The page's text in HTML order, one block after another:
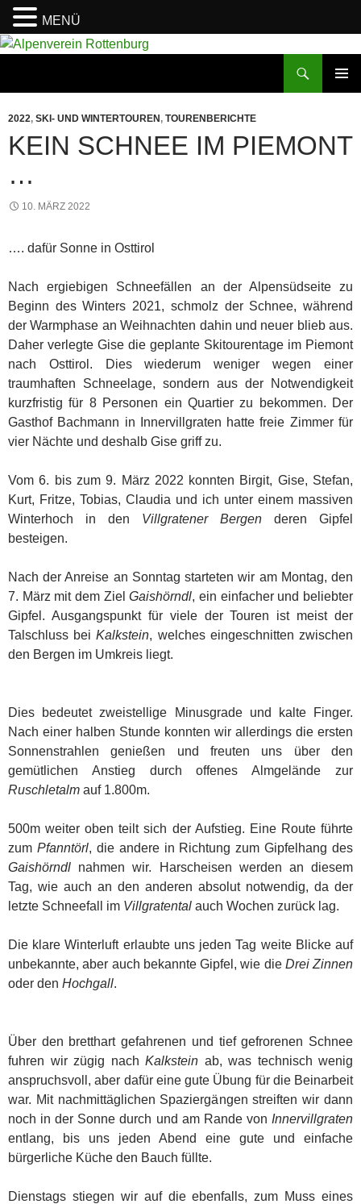
Zum
2022, SKI- UND WINTERTOUREN, TOURENBERICHTE
KEIN SCHNEE IM PIEMONT
…
10. MÄRZ 2022
…. dafür Sonne in Osttirol
Nach ergiebigen Schneefällen an der Alpensüdseite zu
Beginn des Winters 2021, schmolz der Schnee, während
der Warmphase an Weihnachten dahin und neuer blieb aus.
Daher verlegte Gise die geplante Skitourentage im Piemont
nach Osttirol. Dies wiederum weniger wegen einer
traumhaften Schneelage, sondern aus der Notwendigkeit
kurzfristig für 8 Personen ein Quartier zu bekommen. Der
Gasthof Bachmann in Innervillgraten hatte freie Zimmer für
vier Nächte und deshalb Gise griff zu.
Vom 6. bis zum 9. März 2022 konnten Birgit, Gise, Stefan,
Kurt, Fritze, Tobias, Claudia und ich unter einem massiven
Winterhoch in den Villgratener Bergen deren Gipfel
besteigen.
Nach der Anreise an Sonntag starteten wir am Montag, den
7. März mit dem ZielGaishörndl, ein einfacher und beliebter
Gipfel. Ausgangspunkt für viele der Touren ist meist der
Talschluss beiKalkstein, welches eingeschnitten zwischen
den Bergen im Umkreis liegt.
Dies bedeutet zweistellige Minusgrade und kalte Finger.
Nach einer halben Stunde konnten wir allerdings die ersten
Sonnenstrahlen genießen und freuten uns über den
gemütlichen Anstieg durch offenes Almgelände zur
Ruschletalm auf 1.800m.
500m weiter oben teilt sich der Aufstieg. Eine Route führte
zum Pfanntörl, die andere in Richtung zum Gipfelhang des
Gaishörndl nahmen wir. Harscheisen werden an diesem
Tag, wie auch an den anderen absolut notwendig, da der
letzte Schneefall im Villgratental auch Wochen zurück lag.
Die klare Winterluft erlaubte uns jeden Tag weite Blicke auf
unbekannte, aber auch bekannte Gipfel, wie die Drei Zinnen
oder den Hochgall.
Über den bretthart gefahrenen und tief gefrorenen Schnee
fuhren wir zügig nach Kalkstein ab, was technisch wenig
anspruchsvoll, aber dafür eine gute Übung für die Beinarbeit
war. Mit nachmittäglichen Spaziergängen streiften wir dann
noch in der Sonne durch und am Rande von Innervillgraten
entlang, bis uns jeden Abend eine gute und einfache
bürgerliche Küche den Bauch füllte.
Dienstags stiegen wir auf die ebenfalls, zum Muss eines
MENÜ